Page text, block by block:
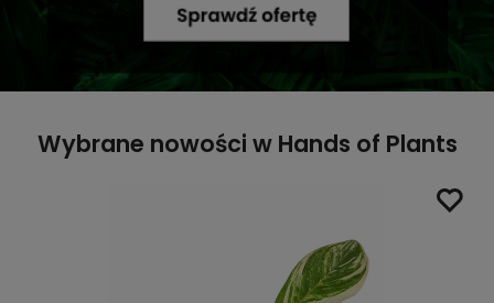
Wybrane nowości w Hands of Plants